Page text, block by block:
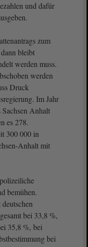
und dafür
zum
bleibt
werden muss.
werden
Druck
Im Jahr
Anhalt
es 278.
300 000 in
Anhalt mit
bemühen.
bei 33,8 %,
35,8 %, bei
bei